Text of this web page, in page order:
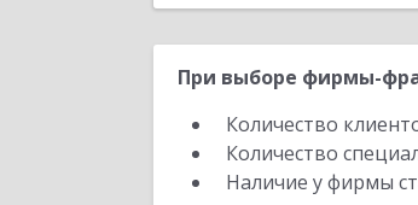
При выборе фирмы-
Количество
Количество
Наличие у фирмы